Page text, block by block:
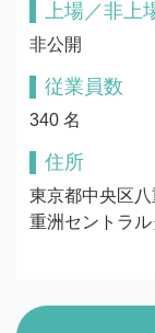
上場／非上
非公開
従業員数
340 名
住所
東京都中央区
重洲セントラ